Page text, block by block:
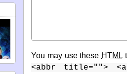
You may use these HTML
<abbr title="">